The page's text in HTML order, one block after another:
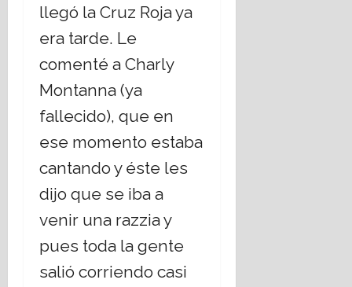
llegó la Cruz Roja ya
era tarde. Le
comenté a Charly
Montanna (ya
fallecido), que en
ese momento estaba
cantando y éste les
dijo que se iba a
venir una razzia y
pues toda la gente
salió corriendo casi